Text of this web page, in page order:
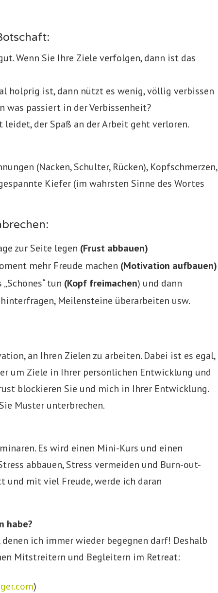
Wenn Sie Ihre Ziele verfolgen, dann ist das
holprig ist, dann nützt es wenig, völlig verbissen
was passiert in der Verbissenheit?
der Spaß an der Arbeit geht verloren.
(Nacken, Schulter, Rücken), Kopfschmerzen,
Kiefer (im wahrsten Sinne des Wortes
zur Seite legen (Frust abbauen)
mehr Freude machen (Motivation aufbauen)
tun (Kopf freimachen) und dann
Meilensteine überarbeiten usw.
an Ihren Zielen zu arbeiten. Dabei ist es egal,
um Ziele in Ihrer persönlichen Entwicklung und
blockieren Sie und mich in Ihrer Entwicklung.
Muster unterbrechen.
Es wird einen Mini-Kurs und einen
abbauen, Stress vermeiden und Burn-out-
und mit viel Freude, werde ich daran
habe?
ich immer wieder begegnen darf! Deshalb
Mitstreitern und Begleitern im Retreat:
)